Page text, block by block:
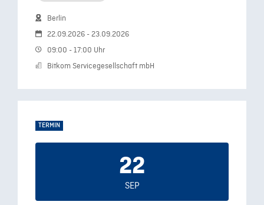
Berlin
22.09.2026 - 23.09.2026
09:00 - 17:00 Uhr
Bitkom Servicegesellschaft mbH
TERMIN
22
SEP